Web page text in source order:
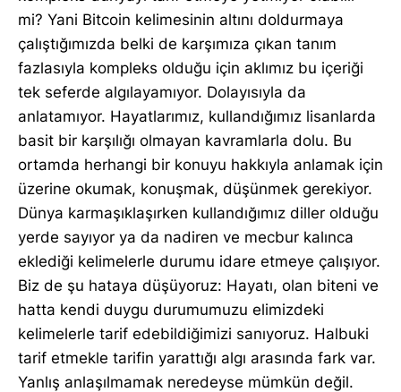
mi? Yani Bitcoin kelimesinin altını doldurmaya
çalıştığımızda belki de karşımıza çıkan tanım
fazlasıyla kompleks olduğu için aklımız bu içeriği
tek seferde algılayamıyor. Dolayısıyla da
anlatamıyor. Hayatlarımız, kullandığımız lisanlarda
basit bir karşılığı olmayan kavramlarla dolu. Bu
ortamda herhangi bir konuyu hakkıyla anlamak için
üzerine okumak, konuşmak, düşünmek gerekiyor.
Dünya karmaşıklaşırken kullandığımız diller olduğu
yerde sayıyor ya da nadiren ve mecbur kalınca
eklediği kelimelerle durumu idare etmeye çalışıyor.
Biz de şu hataya düşüyoruz: Hayatı, olan biteni ve
hatta kendi duygu durumumuzu elimizdeki
kelimelerle tarif edebildiğimizi sanıyoruz. Halbuki
tarif etmekle tarifin yarattığı algı arasında fark var.
Yanlış anlaşılmamak neredeyse mümkün değil.